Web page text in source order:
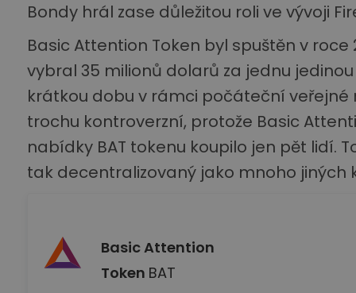
Bondy hrál zase důležitou roli ve vývoji
Basic Attention Token byl spuštěn v
vybral 35 milionů dolarů za jednu
krátkou dobu v rámci počáteční veřejné
trochu kontroverzní, protože Basic
nabídky BAT tokenu koupilo jen pět lidí.
tak decentralizovaný jako mnoho jiných
Basic Attention
Token BAT